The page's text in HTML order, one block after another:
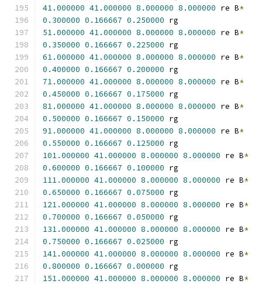
41.000000 41.000000 8.000000 8.000000 re B*
0.300000 0.166667 0.250000 rg
51.000000 41.000000 8.000000 8.000000 re B*
0.350000 0.166667 0.225000 rg
61.000000 41.000000 8.000000 8.000000 re B*
0.400000 0.166667 0.200000 rg
71.000000 41.000000 8.000000 8.000000 re B*
0.450000 0.166667 0.175000 rg
81.000000 41.000000 8.000000 8.000000 re B*
0.500000 0.166667 0.150000 rg
91.000000 41.000000 8.000000 8.000000 re B*
0.550000 0.166667 0.125000 rg
101.000000 41.000000 8.000000 8.000000 re B*
0.600000 0.166667 0.100000 rg
111.000000 41.000000 8.000000 8.000000 re B*
0.650000 0.166667 0.075000 rg
121.000000 41.000000 8.000000 8.000000 re B*
0.700000 0.166667 0.050000 rg
131.000000 41.000000 8.000000 8.000000 re B*
0.750000 0.166667 0.025000 rg
141.000000 41.000000 8.000000 8.000000 re B*
0.800000 0.166667 0.000000 rg
151.000000 41.000000 8.000000 8.000000 re B*